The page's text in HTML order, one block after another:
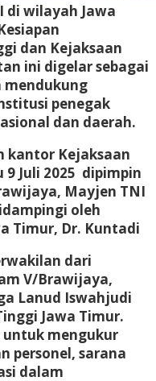
di wilayah Jawa
dan Kejaksaan
ini digelar sebagai
mendukung
penegak
dan daerah.
kantor Kejaksaan
9 Juli 2025 dipimpin
Mayjen TNI
oleh
Timur, Dr. Kuntadi
dari
V/Brawijaya,
Lanud Iswahjudi
Jawa Timur.
untuk mengukur
personel, sarana
dalam